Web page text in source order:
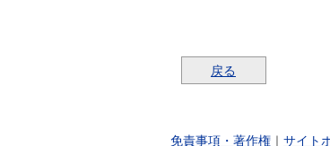
戻る
免責事項・著作権 ｜ サイト